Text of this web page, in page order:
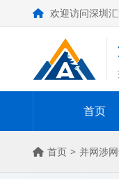
欢迎访问深圳
首页
首页 > 并网涉